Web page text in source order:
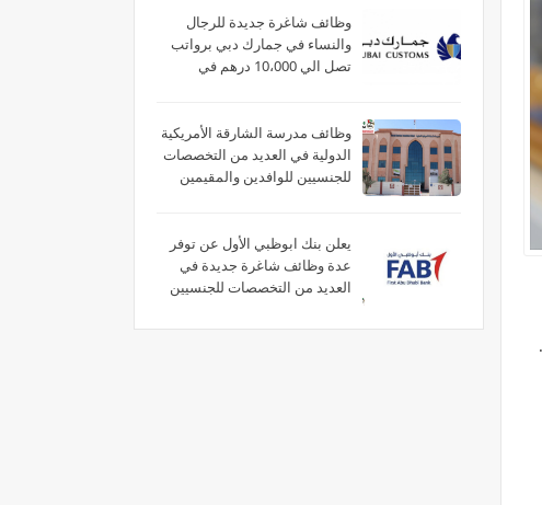
وظائف شاغرة جديدة للرجال
والنساء في جمارك دبي برواتب
تصل الي 10،000 درهم في
وظائف مدرسة الشارقة الأمريكية
الدولية في العديد من التخصصات
للجنسيين للوافدين والمقيمين
يعلن بنك ابوظبي الأول عن توفر
عدة وظائف شاغرة جديدة في
العديد من التخصصات للجنسيين